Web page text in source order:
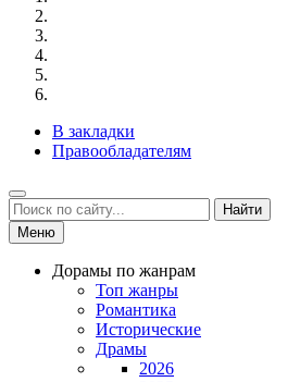
В закладки
Правообладателям
Найти
Меню
Дорамы по жанрам
Топ жанры
Романтика
Исторические
Драмы
2026